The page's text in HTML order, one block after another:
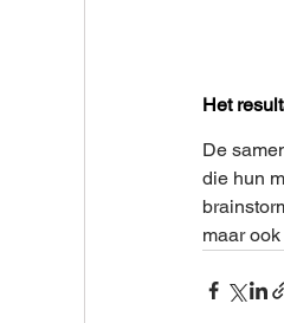
Het
De
die hun
maar